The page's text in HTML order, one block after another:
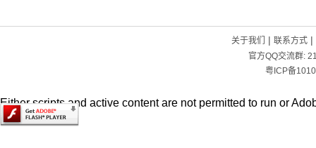
关于我们 | 联系方式|
官方QQ交流群:
粤ICP备
Either scripts and active content are not permitted to run or